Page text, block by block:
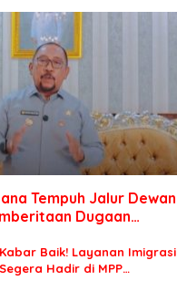
Tempuh Jalur Dewan
Dugaan
Kabar Baik! Layanan Imigrasi
Segera Hadir di MPP